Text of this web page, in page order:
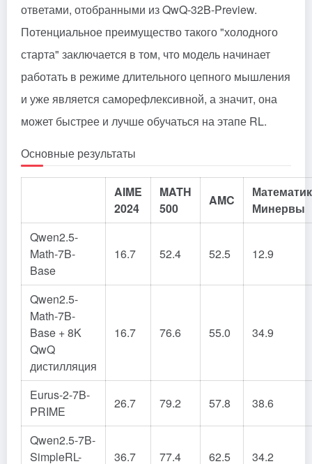
ответами, отобранными из QwQ-32B-Preview.
Потенциальное преимущество такого "холодного
старта" заключается в том, что модель начинает
работать в режиме длительного цепного мышления
и уже является саморефлексивной, а значит, она
может быстрее и лучше обучаться на этапе RL.
Основные результаты
AIME
2024
MATH
500
AMC
Минервы
Qwen2.5-
Math-7B-
Base
16.7 52.4 52.5 12.9
Qwen2.5-
Math-7B-
Base + 8K
QwQ
дистилляция
16.7 76.6 55.0 34.9
Eurus-2-7B-
PRIME
26.7 79.2 57.8 38.6
Qwen2.5-7B-
SimpleRL-
36.7 77.4 62.5 34.2